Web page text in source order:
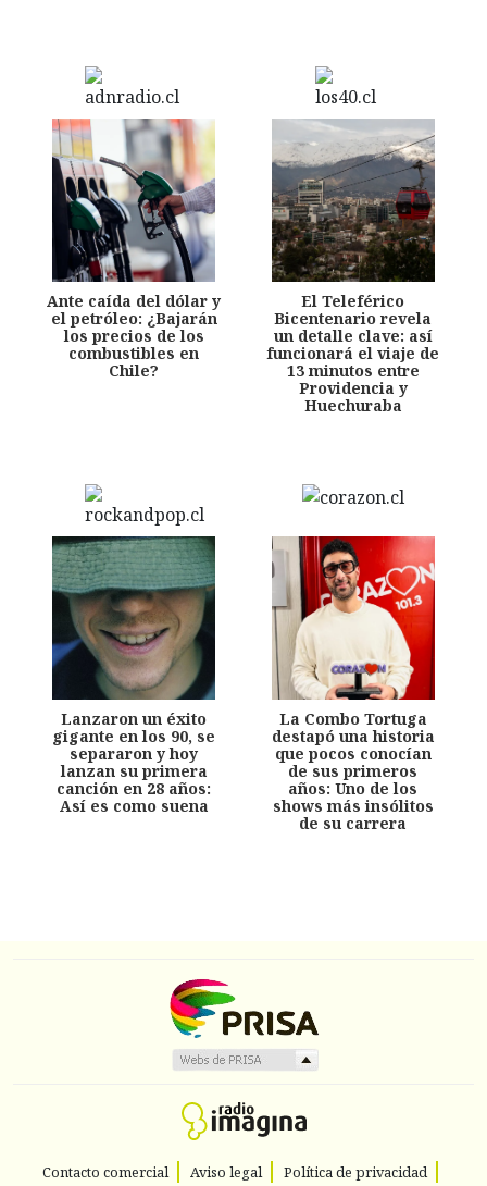
Ante caída del dólar y
el petróleo: ¿Bajarán
los precios de los
combustibles en
Chile?
El Teleférico
Bicentenario revela
un detalle clave: así
funcionará el viaje de
13 minutos entre
Providencia y
Huechuraba
Lanzaron un éxito
gigante en los 90, se
separaron y hoy
lanzan su primera
canción en 28 años:
Así es como suena
La Combo Tortuga
destapó una historia
que pocos conocían
de sus primeros
años: Uno de los
shows más insólitos
de su carrera
Contacto comercial Aviso legal Política de privacidad